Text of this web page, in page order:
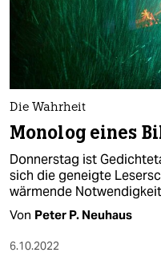
Die Wahrheit
Monolog eines
Donnerstag ist
sich die geneigte
wärmende
Von Peter P. Neuhaus
6.10.2022